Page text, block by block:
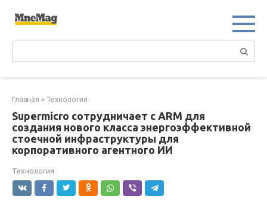
Главная » Технология
Supermicro сотрудничает с ARM для
создания нового класса энергоэффективной
стоечной инфраструктуры для
корпоративного агентного ИИ
Технология